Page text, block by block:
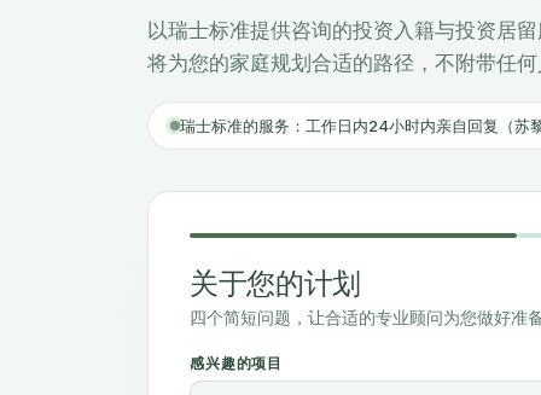
以瑞士标准提供咨询的投资入籍与投资居
将为您的家庭规划合适的路径，不附带任
瑞士标准的服务：工作日内24小时内亲自回复（苏
关于您的计划
四个简短问题，让合适的专业顾问为您做好准
感兴趣的项目